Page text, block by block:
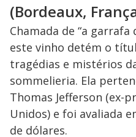
(Bordeaux,
Chamada de “a
este vinho detém o
tragédias e mistérios
sommelieria. Ela
Thomas Jefferson (ex-
Unidos) e foi avaliada
de dólares.